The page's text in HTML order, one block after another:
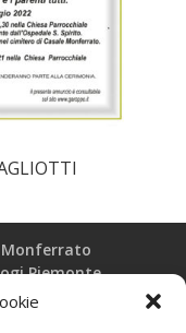
Monferrato
Piemonte